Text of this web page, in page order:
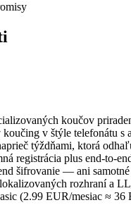
koučov
v štýle telefonátu s
týždňami, ktorá
registrácia plus end-to-
šifrovanie — ani
rozhraní a
(2.99 EUR/mesiac ≈ 36